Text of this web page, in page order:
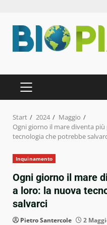
Inhalt
springen
PRIMÄRES
MENÜ
Start 2024
Maggio
Ogni giorno il mare diventa
tecnologia che potrebbe
Inquinamento
Ogni giorno il mare
a loro: la nuova
salvarci
Pietro Santercole 2